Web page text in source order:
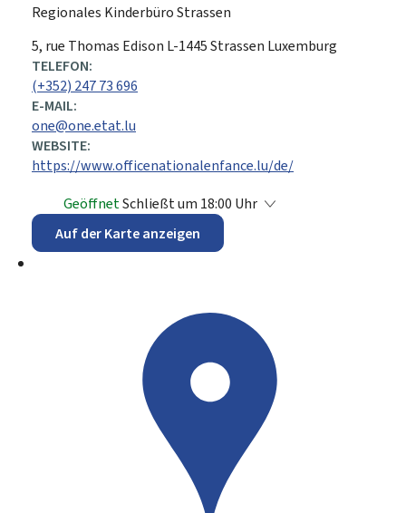
Regionales Kinderbüro Strassen
ADRESSE:
5, rue Thomas Edison L-1445Strassen Luxemburg
TELEFON:
(+352) 247 73 696
E-MAIL:
one@one.etat.lu
WEBSITE:
https://www.officenationalenfance.lu/de/
GeöffnetSchließt um 18:00 Uhr
Auf der Karte anzeigen